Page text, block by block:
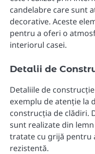
candelabre care sunt
decorative. Aceste
pentru a oferi o
interiorul casei.
Detalii de
Detaliile de
exemplu de atenție la
construcția de clădiri.
sunt realizate din
tratate cu grijă pentru
rezistentă.